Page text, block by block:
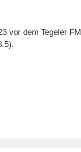
vor dem Tegeler FM